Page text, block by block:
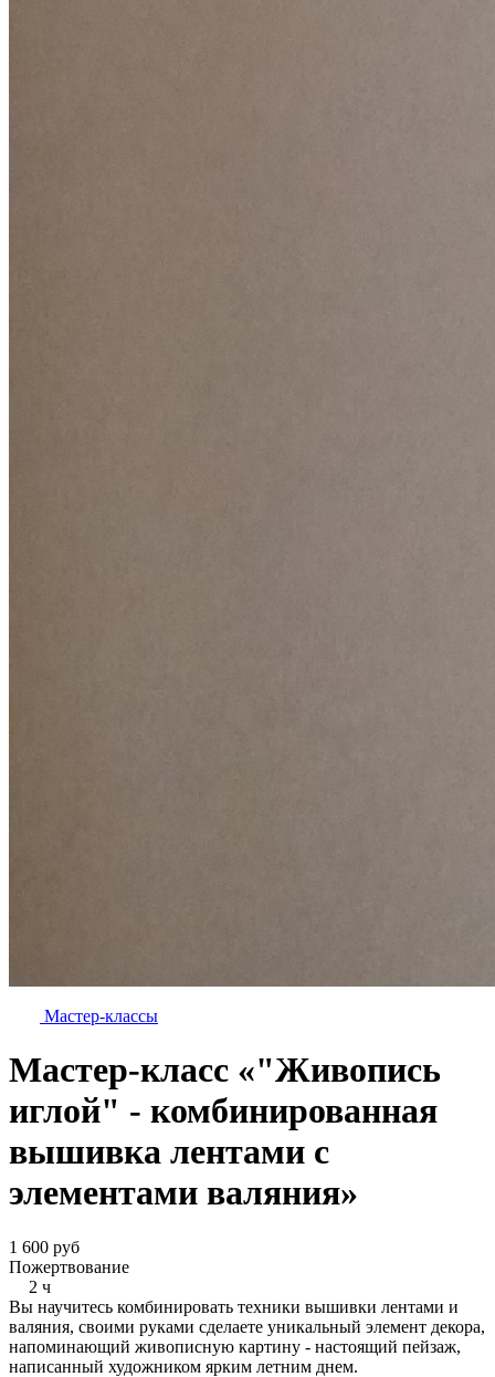
Мастер-классы
Мастер-класс «"Живопись
иглой" - комбинированная
вышивка лентами с
элементами валяния»
1 600 руб
Пожертвование
2 ч
Вы научитесь комбинировать техники вышивки лентами и
валяния, своими руками сделаете уникальный элемент декора,
напоминающий живописную картину - настоящий пейзаж,
написанный художником ярким летним днем.